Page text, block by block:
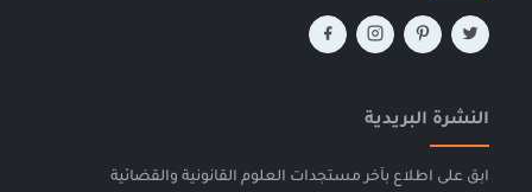
النشرة البريدية
ابق على اطلاع بآخر مستجدات العلوم القانونية والقضائية